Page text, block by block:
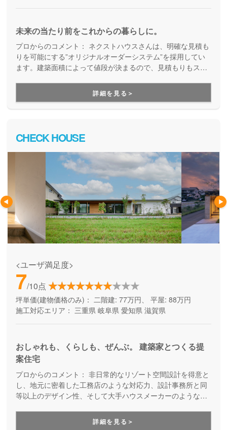
未来の当たり前をこれからの暮らしに。
プロからのコメント： ネクストハウスさんは、明確な見積も
りを可能にする”オリジナルオーダーシステム”を採用してい
ます。建築面積によって値段が決まるので、見積もりもスピ
いるので、早く新しい家に入居したいという方に特におスス
メです！
詳細を見る＞
CHECK HOUSE
<ユーザ満足度>
7/10点
坪単価(建物価格のみ)： 二階建: 77万円、 平屋: 88万円
施工対応エリア： 三重県 岐阜県 愛知県 滋賀県
おしゃれも、くらしも、ぜんぶ。 建築家とつくる提
案住宅
プロからのコメント： 非日常的なリゾート空間設計を得意と
し、地元に密着した工務店のような対応力、設計事務所と同
等以上のデザイン性、そして大手ハウスメーカーのような設
厳密な現場管理により無駄なコストを徹底的にカットし、適
正価格で理想の暮らしを実現します。
詳細を見る＞